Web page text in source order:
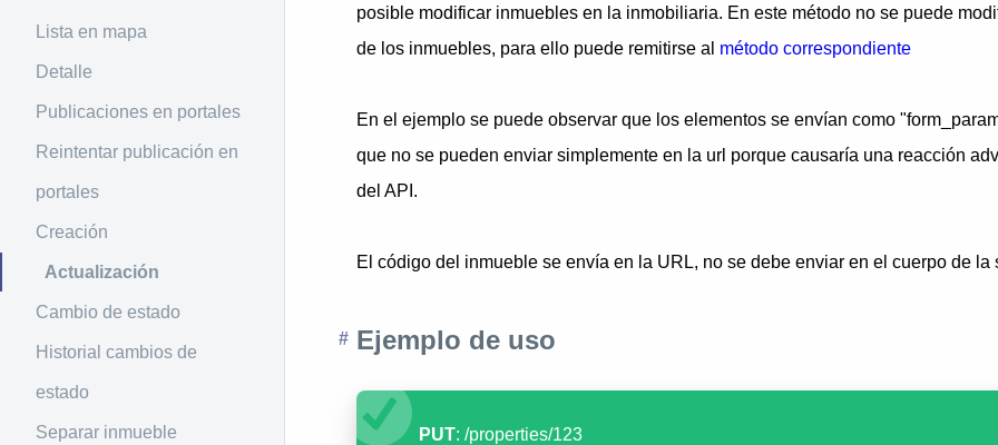
Lista en mapa
Detalle
Publicaciones en portales
Reintentar publicación en
portales
Creación
Actualización
Cambio de estado
Historial cambios de
estado
Separar inmueble
posible modificar inmuebles en la inmobiliaria. En este método no se puede
de los inmuebles, para ello puede remitirse al método correspondiente
En el ejemplo se puede observar que los elementos se envían como
que no se pueden enviar simplemente en la url porque causaría una reacción
del API.
El código del inmueble se envía en la URL, no se debe enviar en el cuerpo de la
Ejemplo de uso
PUT: /properties/123